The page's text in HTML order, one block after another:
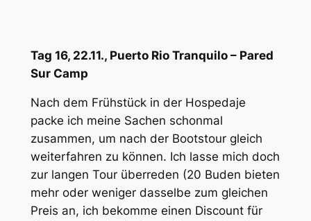
Tag 16, 22.11., Puerto Rio Tranquilo – Pared
Sur Camp
Nach dem Frühstück in der Hospedaje
packe ich meine Sachen schonmal
zusammen, um nach der Bootstour gleich
weiterfahren zu können. Ich lasse mich doch
zur langen Tour überreden (20 Buden bieten
mehr oder weniger dasselbe zum gleichen
Preis an, ich bekomme einen Discount für